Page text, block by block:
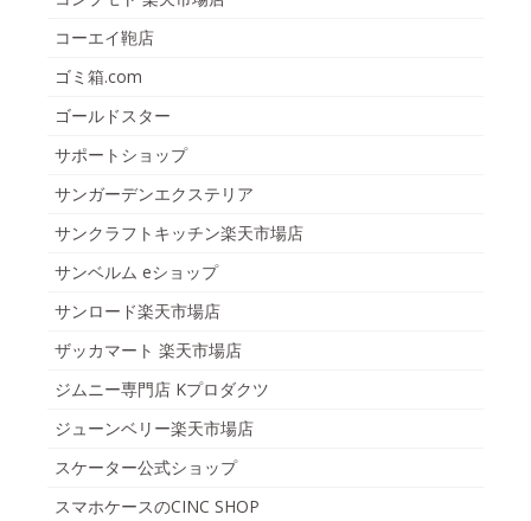
コーエイ鞄店
ゴミ箱.com
ゴールドスター
サポートショップ
サンガーデンエクステリア
サンクラフトキッチン楽天市場店
サンベルム eショップ
サンロード楽天市場店
ザッカマート 楽天市場店
ジムニー専門店 Kプロダクツ
ジューンベリー楽天市場店
スケーター公式ショップ
スマホケースのCINC SHOP